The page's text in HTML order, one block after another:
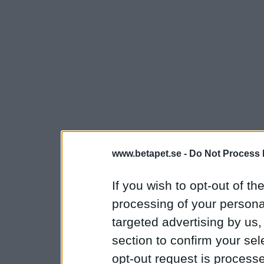
www.betapet.se - Do Not Process
If you wish to opt-out of
processing of your
targeted advertising by
section to confirm your
opt-out request is